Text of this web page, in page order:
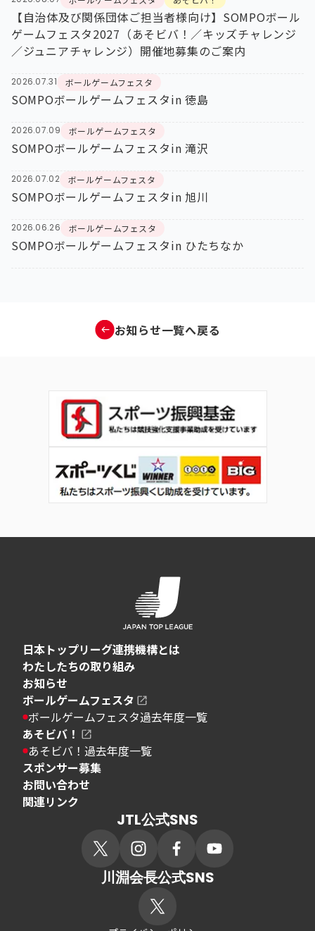
【自治体及び関係団体ご担当者様向け】SOMPOボール
ゲームフェスタ2027（あそビバ！／キッズチャレンジ
／ジュニアチャレンジ）開催地募集のご案内
2026.07.31 ボールゲームフェスタ
SOMPOボールゲームフェスタin 徳島
2026.07.09 ボールゲームフェスタ
SOMPOボールゲームフェスタin 滝沢
2026.07.02 ボールゲームフェスタ
SOMPOボールゲームフェスタin 旭川
2026.06.26 ボールゲームフェスタ
SOMPOボールゲームフェスタin ひたちなか
お知らせ一覧へ戻る
日本トップリーグ連携機構とは
わたしたちの取り組み
お知らせ
ボールゲームフェスタ
ボールゲームフェスタ過去年度一覧
あそビバ！
あそビバ！過去年度一覧
スポンサー募集
お問い合わせ
関連リンク
JTL公式SNS
川淵会長公式SNS